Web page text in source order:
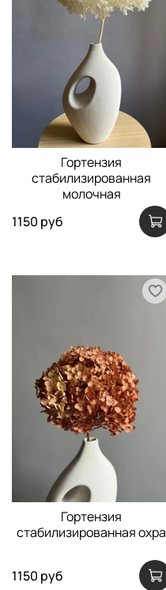
Гортензия
стабилизированная
молочная
1150 руб
Гортензия
стабилизированная охра
1150 руб